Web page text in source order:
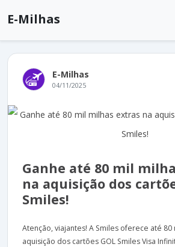
E-Milhas
E-Milhas
04/11/2025
Ganhe até 80 mil
na aquisição dos
Smiles!
Atenção, viajantes! A Smiles oferece até 80
aquisição dos cartões GOL Smiles Visa